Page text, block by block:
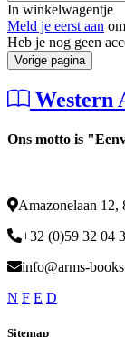
In winkelwagentje
Meld je eerst aan
Heb je nog geen
Vorige pagina
Western
Ons motto is
Amazonelaan 12,
+32 (0)59 32 04
info@arms-
N F E D
Sitemap